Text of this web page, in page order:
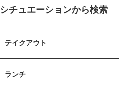
シチュエーションから検索
テイクアウト
ランチ